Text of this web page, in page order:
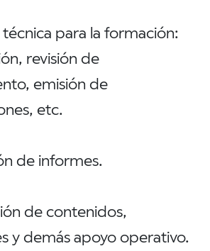
técnica para la formación:
revisión de
emisión de
etc.
de informes.
de contenidos,
y demás apoyo operativo.